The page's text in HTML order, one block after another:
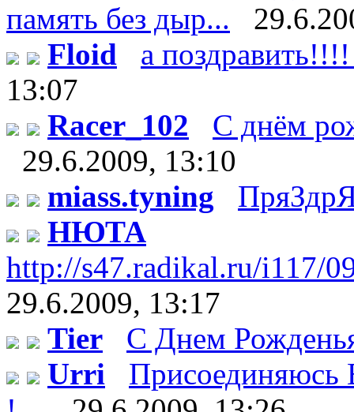
память без дыр...
Floid
а
13:07
Racer_102
С днём
29.6.2009, 13:10
miass.tyning
НЮТА
http://s47.radikal.ru/i117/
29.6.2009, 13:17
Tier
С Днем
Urri
Присоединяюсь